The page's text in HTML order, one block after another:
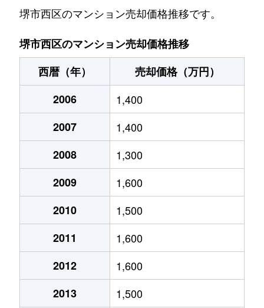
上野芝向ヶ丘町
1,300万円 上野芝
上野芝向ヶ丘町
2,900万円 上野芝
鳳北町
1,200万円 鳳
鳳北町
1,900万円
鳳北町
2,100万円
鳳北町
1,600万円
鳳西町
1,200万円
鳳西町
220万円
鳳西町
1,600万円
鳳東町
1,600万円
鳳東町
2,300万円
堺市西区のマンション売却価格推移です。
堺市西区のマンション売却価格推移
西暦（年）
売却価格（万円）
2006
1,400
2007
1,400
2008
1,300
2009
1,600
2010
1,500
2011
1,600
2012
1,600
2013
1,500